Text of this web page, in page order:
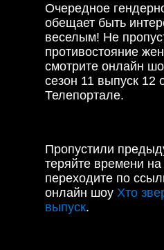
Очередное
обещает быть
веселым! Не
противостояние
смотрите онлайн
сезон 11 выпуск 12
Телепортале.
Пропустили
теряйте времени на
переходите по
онлайн шоу Хто
выпуск.